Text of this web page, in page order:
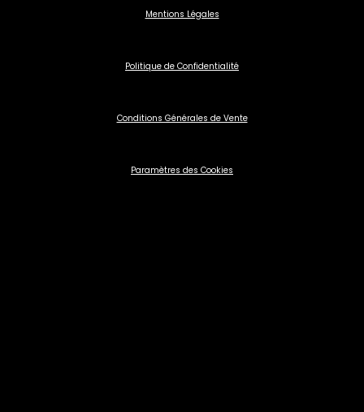
Mentions Légales
Politique de Confidentialité
Conditions Générales de Vente
Paramètres des Cookies